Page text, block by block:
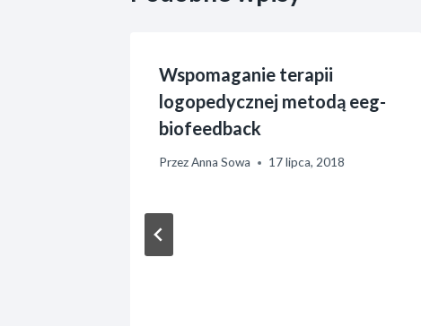
Wspomaganie terapii
logopedycznej metodą eeg-
biofeedback
PrzezAnna Sowa 17 lipca, 2018